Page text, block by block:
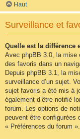
Haut
Surveillance et
Quelle est la différence
Avec phpBB 3.0, la mise
des favoris dans un
Depuis phpBB 3.1, la
surveillance d’un sujet.
sujet favoris a été mis à
également d’être notifié
forum. Les options de
peuvent être configurées
« Préférences du forum ».